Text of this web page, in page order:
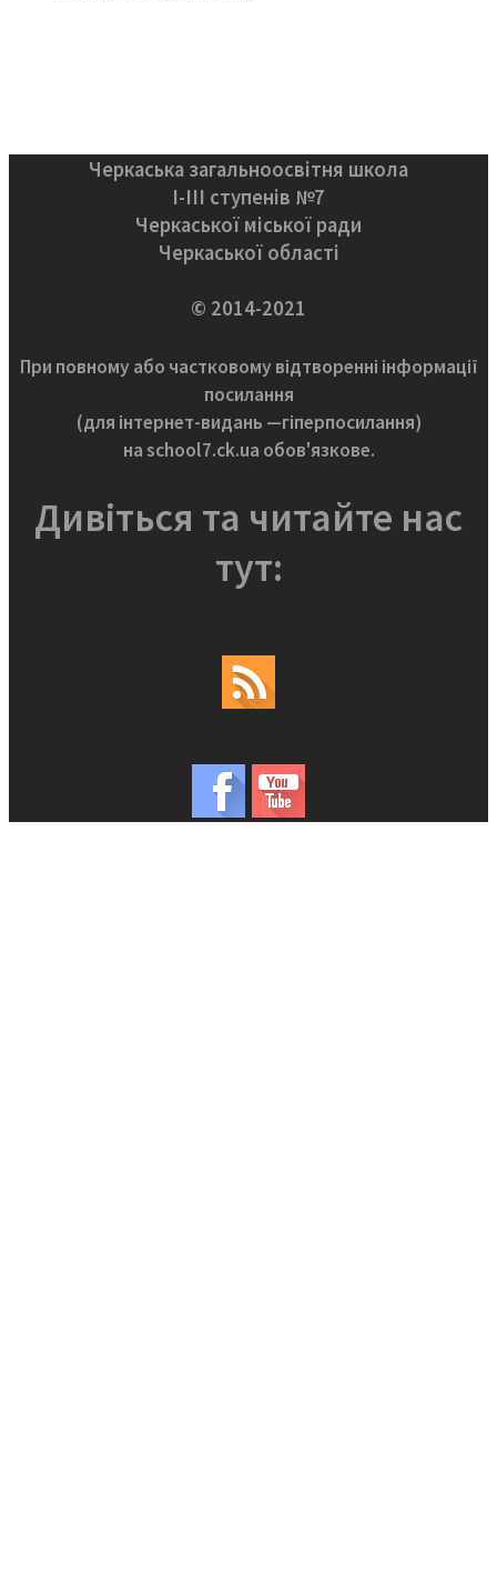
Черкаська загальноосвітня школа
І-ІІІ ступенів №7
Черкаської міської ради
Черкаської області
© 2014-2021
При повному або частковому відтворенні інформації
посилання
(для інтернет-видань —гіперпосилання)
на school7.ck.ua обов'язкове.
Дивіться та читайте нас
тут: